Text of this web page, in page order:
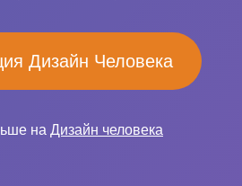
Дизайн Человека
на Дизайн человека